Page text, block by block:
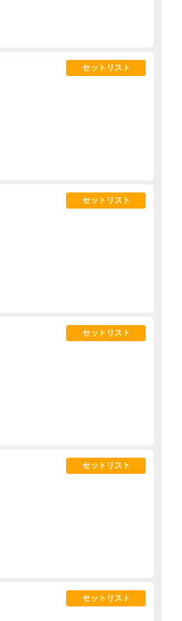
セットリスト
セットリスト
セットリスト
セットリスト
セットリスト